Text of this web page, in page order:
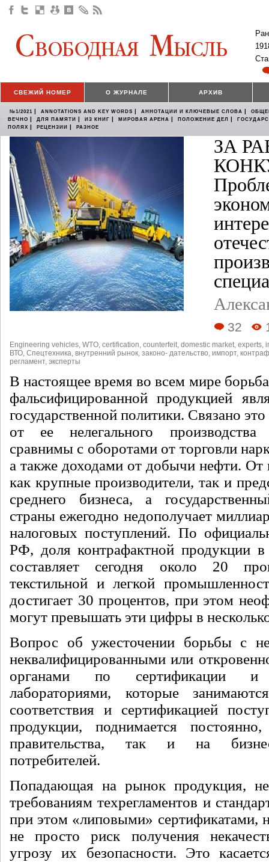
СВЕЖИЙ НОМЕР О ЖУРНАЛЕ АРХИВ
№1/2021 | ANNOTATIONS AND KEY WORDS | АННОТАЦИИ И КЛЮЧЕВЫЕ СЛОВА |
ВЕЧНО | ДЛЯ ПАМЯТИ | ИЗ КНИГ | МИРОВАЯ АРЕНА | ПОЛОЖЕНИЕ ДЕЛ |
ПОЛЯХ | РЕЦЕНЗИИ | РАЗНОЕ
ЗА
32
Engineering vehicles, WTO, certification, counterfeit, domestic market, experts,
ВТО, Спецтехника, внутренний рынок, законо- дательство, импорт,
регламент, эксперты
В настоящее время во всем мире
фальсифицированной продукцией
государственной политики. Связано
от ее нелегального производства
сравнимы с оборотами от торговли
а также доходами от добычи нефти. От
как крупные производители, так и
среднего бизнеса, а
страны ежегодно недополучает
налоговых поступлений. По
РФ, доля контрафактной продукции
составляет сегодня около 20
текстильной и легкой
достигает 30 процентов, при этом
могут превышать эти цифры в
Вопрос об ужесточении борьбы с
неквалифицированными или
органами по сертификации и
лабораториями, которые
соответствия и сертификацией
продукции, поднимается
правительства, так и на
потребителей.
Попадающая на рынок продукция, не
требованиям техрегламентов и
при этом «липовыми» сертификатами,
не просто риск получения
угрозу их безопасности. Это